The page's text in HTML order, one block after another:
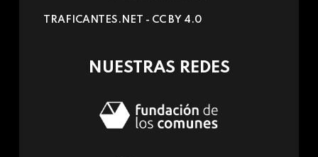
e-
TRAFICANTES.NET - CC BY 4.0
NUESTRAS REDES